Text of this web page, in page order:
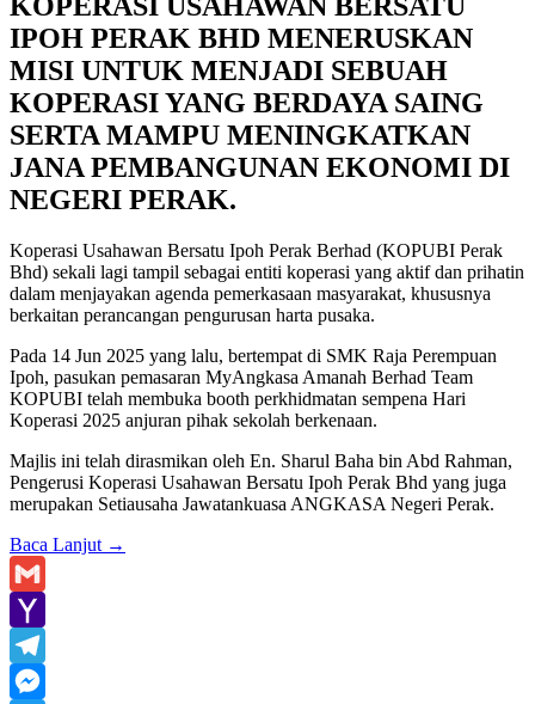
IPOH PERAK BHD MENERUSKAN
MISI UNTUK MENJADI SEBUAH
KOPERASI YANG BERDAYA SAING
SERTA MAMPU MENINGKATKAN
JANA PEMBANGUNAN EKONOMI DI
NEGERI PERAK.
Koperasi Usahawan Bersatu Ipoh Perak Berhad (KOPUBI Perak
Bhd) sekali lagi tampil sebagai entiti koperasi yang aktif dan prihatin
dalam menjayakan agenda pemerkasaan masyarakat, khususnya
berkaitan perancangan pengurusan harta pusaka.
Pada 14 Jun 2025 yang lalu, bertempat di SMK Raja Perempuan
Ipoh, pasukan pemasaran MyAngkasa Amanah Berhad Team
KOPUBI telah membuka booth perkhidmatan sempena Hari
Koperasi 2025 anjuran pihak sekolah berkenaan.
Majlis ini telah dirasmikan oleh En. Sharul Baha bin Abd Rahman,
Pengerusi Koperasi Usahawan Bersatu Ipoh Perak Bhd yang juga
merupakan Setiausaha Jawatankuasa ANGKASA Negeri Perak.
Baca Lanjut →
Gmail
Yahoo
Mail
Telegram